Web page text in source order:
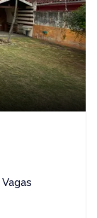
Vagas